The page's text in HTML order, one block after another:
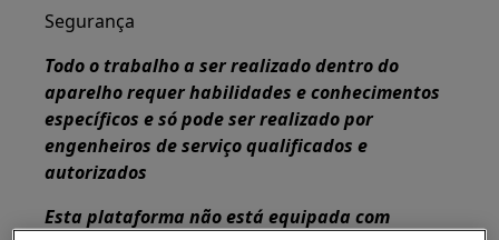
Segurança
Todo o trabalho a ser realizado dentro do
aparelho requer habilidades e conhecimentos
específicos e só pode ser realizado por
engenheiros de serviço qualificados e
autorizados
Esta plataforma não está equipada com